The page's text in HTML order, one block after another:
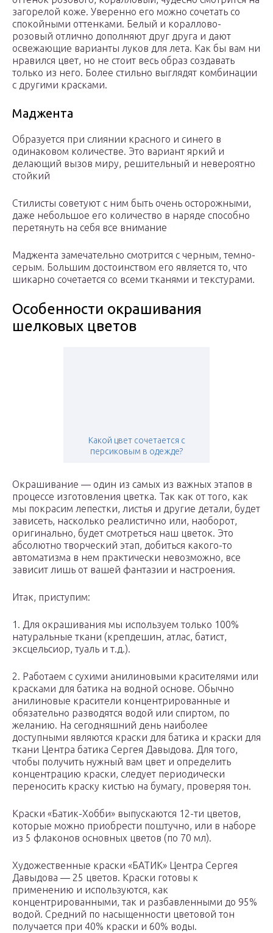
загорелой коже. Уверенно его можно сочетать со
спокойными оттенками. Белый и кораллово-
розовый отлично дополняют друг друга и дают
освежающие варианты луков для лета. Как бы вам ни
нравился цвет, но не стоит весь образ создавать
только из него. Более стильно выглядят комбинации
с другими красками.
Маджента
Образуется при слиянии красного и синего в
одинаковом количестве. Это вариант яркий и
делающий вызов миру, решительный и невероятно
стойкий
Стилисты советуют с ним быть очень осторожными,
даже небольшое его количество в наряде способно
перетянуть на себя все внимание
Маджента замечательно смотрится с черным, темно-
серым. Большим достоинством его является то, что
шикарно сочетается со всеми тканями и текстурами.
Особенности окрашивания
шелковых цветов
Какой цвет сочетается с
персиковым в одежде?
Окрашивание — один из самых из важных этапов в
процессе изготовления цветка. Так как от того, как
мы покрасим лепестки, листья и другие детали, будет
зависеть, насколько реалистично или, наоборот,
оригинально, будет смотреться наш цветок. Это
абсолютно творческий этап, добиться какого-то
автоматизма в нем практически невозможно, все
зависит лишь от вашей фантазии и настроения.
Итак, приступим:
1. Для окрашивания мы используем только 100%
натуральные ткани (крепдешин, атлас, батист,
эксцельсиор, туаль и т.д.).
2. Работаем с сухими анилиновыми красителями или
красками для батика на водной основе. Обычно
анилиновые красители концентрированные и
обязательно разводятся водой или спиртом, по
желанию. На сегодняшний день наиболее
доступными являются краски для батика и краски для
ткани Центра батика Сергея Давыдова. Для того,
чтобы получить нужный вам цвет и определить
концентрацию краски, следует периодически
переносить краску кистью на бумагу, проверяя тон.
Краски «Батик-Хобби» выпускаются 12-ти цветов,
которые можно приобрести поштучно, или в наборе
из 5 флаконов основных цветов (по 70 мл).
Художественные краски «БАТИК» Центра Сергея
Давыдова — 25 цветов. Краски готовы к
применению и используются, как
концентрированными, так и разбавленными до 95%
водой. Средний по насыщенности цветовой тон
получается при 40% краски и 60% воды.